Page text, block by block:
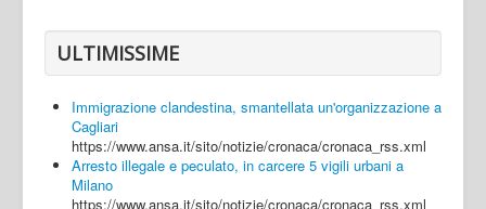
Caserta
Napoli
Salerno
Login
ULTIMISSIME
Immigrazione clandestina, smantellata un'organizzazione a
Cagliari
https://www.ansa.it/sito/notizie/cronaca/cronaca_rss.xml
Arresto illegale e peculato, in carcere 5 vigili urbani a
Milano
https://www.ansa.it/sito/notizie/cronaca/cronaca_rss.xml